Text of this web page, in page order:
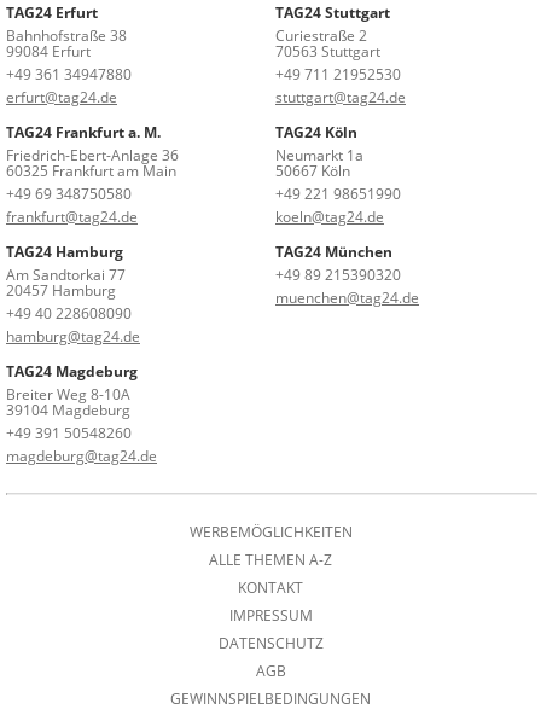
TAG24 Erfurt
Bahnhofstraße 38
99084 Erfurt
+49 361 34947880
erfurt@tag24.de
TAG24 Stuttgart
Curiestraße 2
70563 Stuttgart
+49 711 21952530
stuttgart@tag24.de
TAG24 Frankfurt a. M.
Friedrich-Ebert-Anlage 36
60325 Frankfurt am Main
+49 69 348750580
frankfurt@tag24.de
TAG24 Köln
Neumarkt 1a
50667 Köln
+49 221 98651990
koeln@tag24.de
TAG24 Hamburg
Am Sandtorkai 77
20457 Hamburg
+49 40 228608090
hamburg@tag24.de
TAG24 München
+49 89 215390320
muenchen@tag24.de
TAG24 Magdeburg
Breiter Weg 8-10A
39104 Magdeburg
+49 391 50548260
magdeburg@tag24.de
WERBEMÖGLICHKEITEN
ALLE THEMEN A-Z
KONTAKT
IMPRESSUM
DATENSCHUTZ
AGB
GEWINNSPIELBEDINGUNGEN